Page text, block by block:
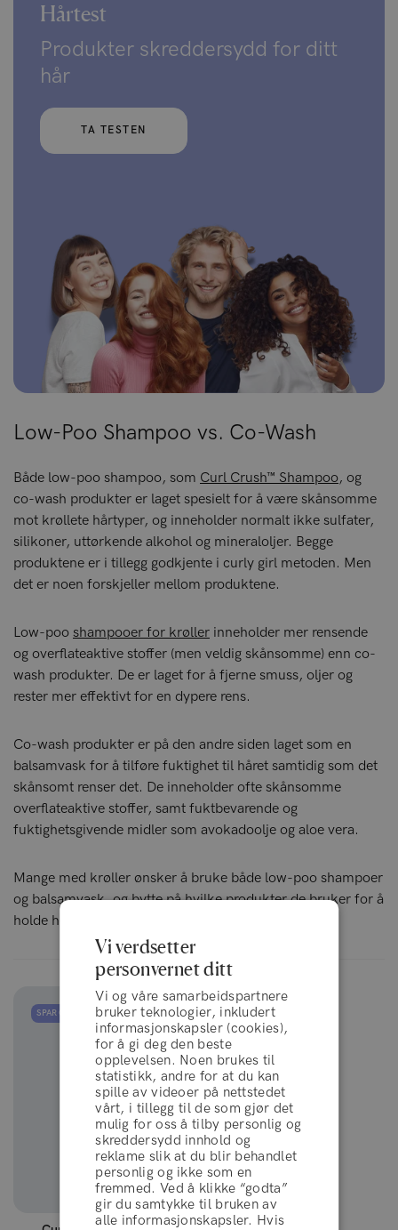
Hårtest
Produkter skreddersydd for ditt
hår
TA TESTEN
Low-Poo Shampoo vs. Co-Wash
Både low-poo shampoo, som Curl Crush™ Shampoo, og
co-wash produkter er laget spesielt for å være skånsomme
mot krøllete hårtyper, og inneholder normalt ikke sulfater,
silikoner, uttørkende alkohol og mineraloljer. Begge
produktene er i tillegg godkjente i curly girl metoden. Men
det er noen forskjeller mellom produktene.
Low-poo shampooer for krøller inneholder mer rensende
og overflateaktive stoffer (men veldig skånsomme) enn co-
wash produkter. De er laget for å fjerne smuss, oljer og
rester mer effektivt for en dypere rens.
Co-wash produkter er på den andre siden laget som en
balsamvask for å tilføre fuktighet til håret samtidig som det
skånsomt renser det. De inneholder ofte skånsomme
overflateaktive stoffer, samt fuktbevarende og
fuktighetsgivende midler som avokadoolje og aloe vera.
Mange med krøller ønsker å bruke både low-poo shampoer
og balsamvask, og bytte på hvilke produkter de bruker for å
holde hodebunnen sunn og ren.
SPAR OPPTIL 15%
vilkår og betingelser
Vi verdsetter
personvernet ditt
Vi og våre samarbeidspartnere
bruker teknologier, inkludert
informasjonskapsler (cookies),
for å gi deg den beste
opplevelsen. Noen brukes til
statistikk, andre for at du kan
spille av videoer på nettstedet
vårt, i tillegg til de som gjør det
mulig for oss å tilby personlig og
skreddersydd innhold og
reklame slik at du blir behandlet
personlig og ikke som en
fremmed. Ved å klikke “godta”
gir du samtykke til bruken av
alle informasjonskapsler. Hvis